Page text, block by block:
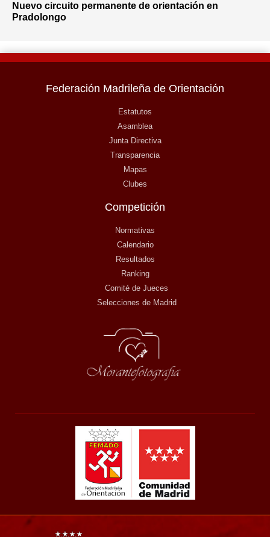
Nuevo circuito permanente de orientación en
Pradolongo
Federación Madrileña de Orientación
Estatutos
Asamblea
Junta Directiva
Transparencia
Mapas
Clubes
Competición
Normativas
Calendario
Resultados
Ranking
Comité de Jueces
Selecciones de Madrid